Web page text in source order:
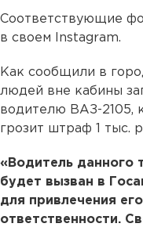
Соответствующие
в своем Instagram.
Как сообщили в
людей вне кабины
водителю ВАЗ-2105,
грозит штраф 1 тыс.
«Водитель данного
будет вызван в
для привлечения
ответственности.